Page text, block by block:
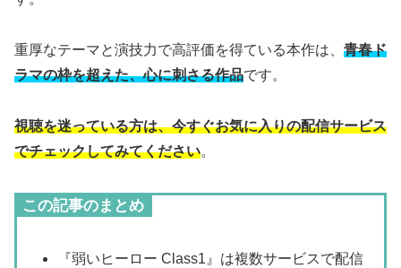
重厚なテーマと演技力で高評価を得ている本作は、 青春ド
ラマの枠を超えた、心に刺さる作品です。
視聴を迷っている方は、今すぐお気に入りの配信サービス
でチェックしてみてください。
この記事のまとめ
『弱いヒーロー Class1』は複数サービスで配信